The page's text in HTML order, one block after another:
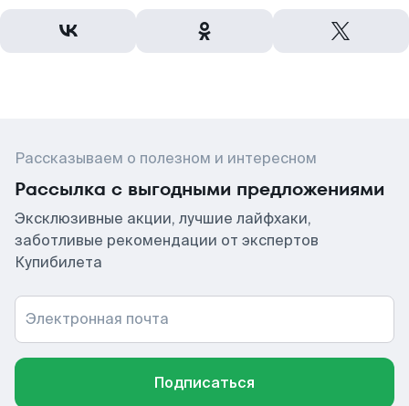
Рассказываем о полезном и интересном
Рассылка с выгодными предложениями
Эксклюзивные акции, лучшие лайфхаки,
заботливые рекомендации от экспертов
Купибилета
Электронная почта
Подписаться